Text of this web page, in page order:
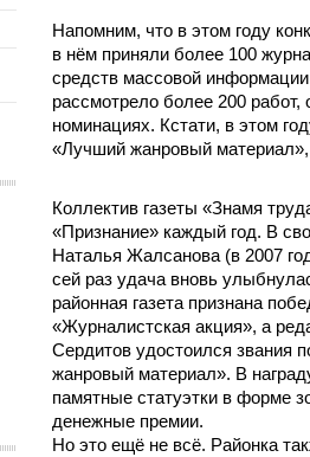
Напомним, что в этом году
в нём приняли более 100
средств массовой
рассмотрело более 200
номинациях. Кстати, в этом
«Лучший жанровый материал»,
Коллектив газеты «Знамя
«Признание» каждый год. В
Наталья Жалсанова (в 2007
сей раз удача вновь
районная газета признана
«Журналистская акция», а
Сердитов удостоился звания
жанровый материал». В
памятные статуэтки в форме
денежные премии.
Но это ещё не всё. Районка